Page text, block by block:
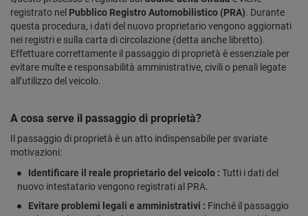
registrato nel Pubblico Registro Automobilistico (PRA). Durante
questa procedura, i dati del nuovo proprietario vengono aggiornati
nei registri e sulla carta di circolazione (detta anche libretto).
Effettuare correttamente il passaggio di proprietà è essenziale per
evitare multe e responsabilità amministrative, civili o penali legate
all’utilizzo del veicolo.
A cosa serve il passaggio di proprietà?
Il passaggio di proprietà è un atto indispensabile per svariate
motivazioni:
Identificare il reale proprietario del veicolo : Tutti i dati del
nuovo intestatario vengono registrati al PRA.
Evitare problemi legali e amministrativi : Finché il passaggio